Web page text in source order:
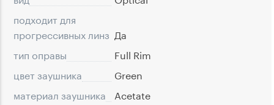
подходит для
прогрессивных линз Да
тип оправы
Full Rim
цвет заушника
Green
материал заушника
Acetate